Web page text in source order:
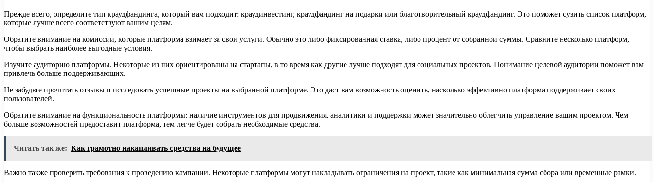
Прежде всего, определите тип краудфандинга, который вам подходит: краудинвестинг, краудфандинг на подарки или благотворительный краудфандинг. Это поможет сузить список платформ,
которые лучше всего соответствуют вашим целям.
Обратите внимание на комиссии, которые платформа взимает за свои услуги. Обычно это либо фиксированная ставка, либо процент от собранной суммы. Сравните несколько платформ,
чтобы выбрать наиболее выгодные условия.
Изучите аудиторию платформы. Некоторые из них ориентированы на стартапы, в то время как другие лучше подходят для социальных проектов. Понимание целевой аудитории поможет вам
привлечь больше поддерживающих.
Не забудьте прочитать отзывы и исследовать успешные проекты на выбранной платформе. Это даст вам возможность оценить, насколько эффективно платформа поддерживает своих
пользователей.
Обратите внимание на функциональность платформы: наличие инструментов для продвижения, аналитики и поддержки может значительно облегчить управление вашим проектом. Чем
больше возможностей предоставит платформа, тем легче будет собрать необходимые средства.
Читать так же: Как грамотно накапливать средства на будущее
Важно также проверить требования к проведению кампании. Некоторые платформы могут накладывать ограничения на проект, такие как минимальная сумма сбора или временные рамки.